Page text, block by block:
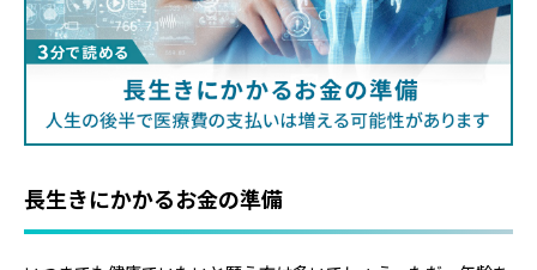
長生きにかかるお金の準備